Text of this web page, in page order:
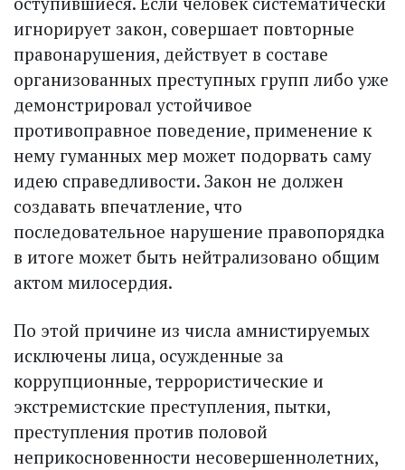
игнорирует закон, совершает повторные
правонарушения, действует в составе
организованных преступных групп либо уже
демонстрировал устойчивое
противоправное поведение, применение к
нему гуманных мер может подорвать саму
идею справедливости. Закон не должен
создавать впечатление, что
последовательное нарушение правопорядка
в итоге может быть нейтрализовано общим
актом милосердия.
По этой причине из числа амнистируемых
исключены лица, осужденные за
коррупционные, террористические и
экстремистские преступления, пытки,
преступления против половой
неприкосновенности несовершеннолетних,